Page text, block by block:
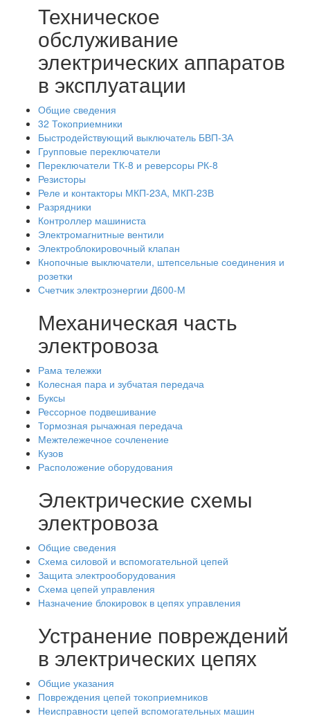
Техническое
обслуживание
электрических аппаратов
в эксплуатации
Общие сведения
32 Токоприемники
Быстродействующий выключатель БВП-ЗА
Групповые переключатели
Переключатели ТК-8 и реверсоры РК-8
Резисторы
Реле и контакторы МКП-23А, МКП-23В
Разрядники
Контроллер машиниста
Электромагнитные вентили
Электроблокировочный клапан
Кнопочные выключатели, штепсельные соединения и
розетки
Счетчик электроэнергии Д600-М
Механическая часть
электровоза
Рама тележки
Колесная пара и зубчатая передача
Буксы
Рессорное подвешивание
Тормозная рычажная передача
Межтележечное сочленение
Кузов
Расположение оборудования
Электрические схемы
электровоза
Общие сведения
Схема силовой и вспомогательной цепей
Защита электрооборудования
Схема цепей управления
Назначение блокировок в цепях управления
Устранение повреждений
в электрических цепях
Общие указания
Повреждения цепей токоприемников
Неисправности цепей вспомогательных машин